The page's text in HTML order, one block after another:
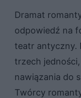
Dramat
odpowiedź na
teatr antyczny.
trzech
nawiązania do
Twórcy